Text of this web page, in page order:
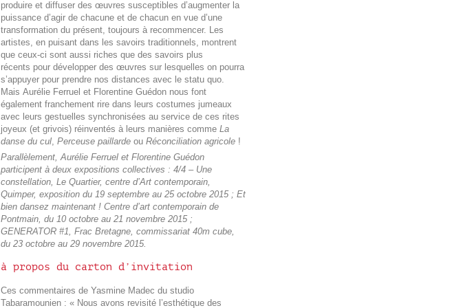
produire et diffuser des œuvres susceptibles d’augmenter la
puissance d’agir de chacune et de chacun en vue d’une
transformation du présent, toujours à recommencer. Les
artistes, en puisant dans les savoirs traditionnels, montrent
que ceux-ci sont aussi riches que des savoirs plus
récents pour développer des œuvres sur lesquelles on pourra
s’appuyer pour prendre nos distances avec le statu quo.
Mais Aurélie Ferruel et Florentine Guédon nous font
également franchement rire dans leurs costumes jumeaux
avec leurs gestuelles synchronisées au service de ces rites
joyeux (et grivois) réinventés à leurs manières comme La
danse du cul, Perceuse paillardeou Réconciliation agricole!
Parallèlement, Aurélie Ferruel et Florentine Guédon
participent à deux expositions collectives : 4/4 – Une
constellation, Le Quartier, centre d’Art contemporain,
Quimper, exposition du 19 septembre au 25 octobre 2015 ; Et
bien dansez maintenant ! Centre d’art contemporain de
Pontmain, du 10 octobre au 21 novembre 2015 ;
GENERATOR #1, Frac Bretagne, commissariat 40m cube,
du 23 octobre au 29 novembre 2015.
à propos du carton d’invitation
Ces commentaires de Yasmine Madec du studio
Tabaramounien : « Nous avons revisité l’esthétique des